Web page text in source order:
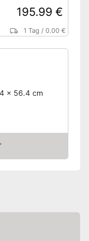
195.99 €
1 Tag /0.00 €
x 56.4 cm